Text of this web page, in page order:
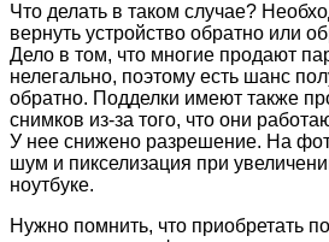
Что делать в таком случае?
вернуть устройство обратно или
Дело в том, что многие продают
нелегально, поэтому есть шанс
обратно. Подделки имеют также
снимков из-за того, что они
У нее снижено разрешение. На
шум и пикселизация при
ноутбуке.
Нужно помнить, что приобретать